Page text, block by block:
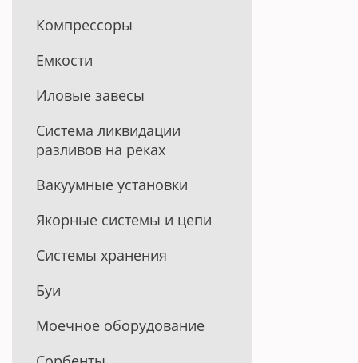
Компрессоры
Емкости
Иловые завесы
Система ликвидации
разливов на реках
Вакуумные установки
Якорные системы и цепи
Системы хранения
Буи
Моечное оборудование